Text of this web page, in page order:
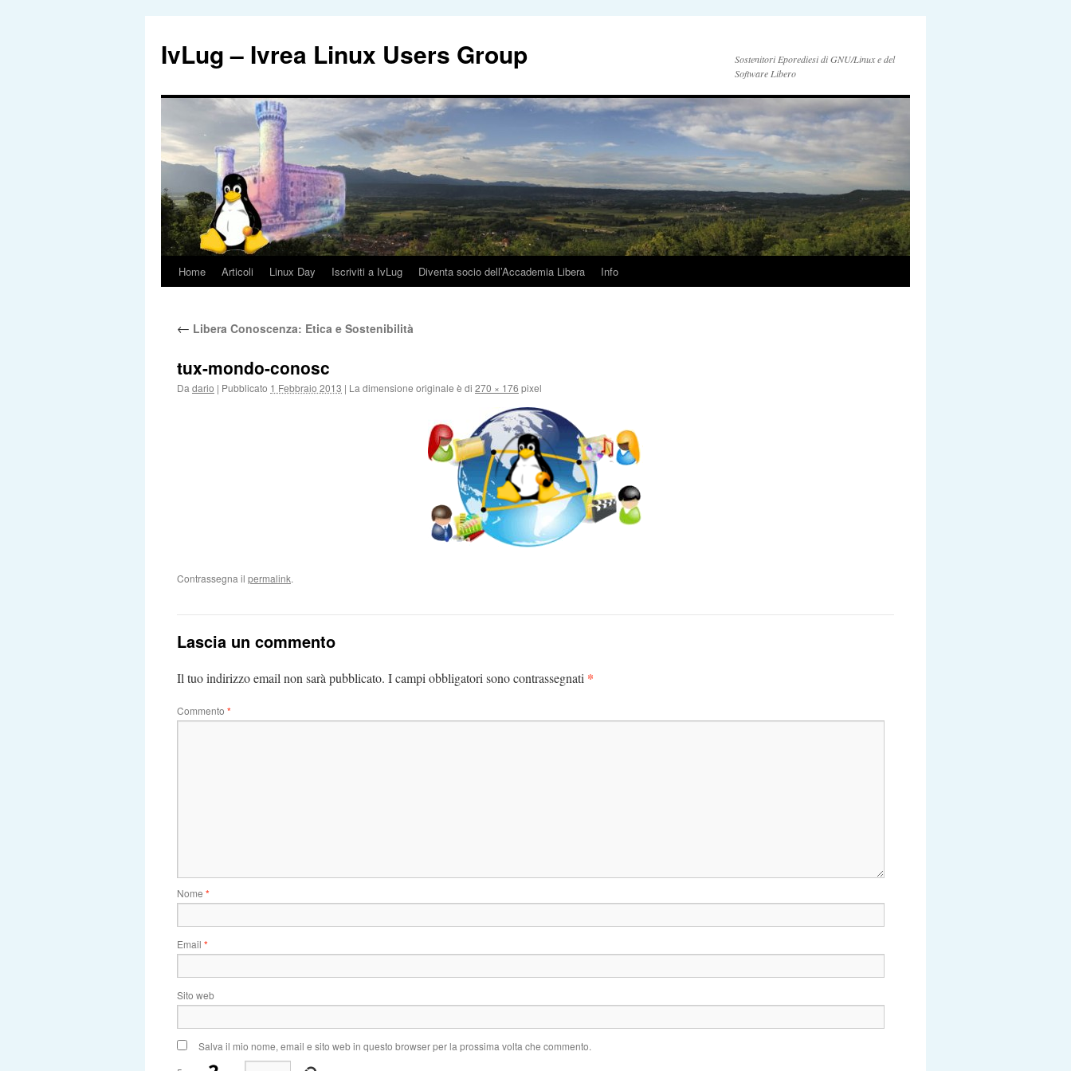
IvLug – Ivrea Linux Users Group
Sostenitori Eporediesi di GNU/Linux e del
Software Libero
Vai
contenuto
Home Articoli Linux Day Iscriviti a IvLug Diventa socio dell’Accademia Libera Info
← Libera Conoscenza: Etica e Sostenibilità
tux-mondo-conosc
Da dario | Pubblicato 1 Febbraio 2013 | La dimensione originale è di 270 × 176 pixel
Contrassegna il permalink.
Lascia un commento
Il tuo indirizzo email non sarà pubblicato. I campi obbligatori sono contrassegnati *
Commento *
Nome *
Email *
Sito web
Salva il mio nome, email e sito web in questo browser per la prossima volta che commento.